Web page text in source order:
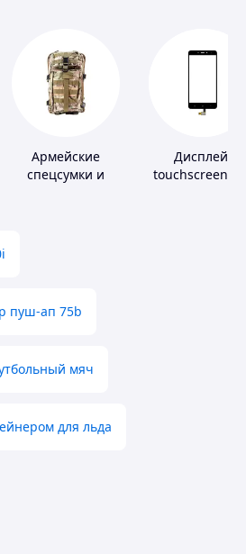
Армейские
спецсумки и
Дисплей,
touchscreen
пуш-ап 75b
мяч
для льда